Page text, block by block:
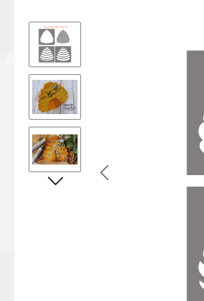
Bildergalerie überspringen